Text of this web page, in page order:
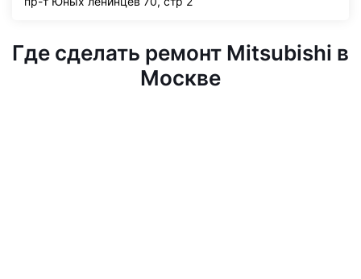
Где сделать ремонт Mitsubishi в
Москве